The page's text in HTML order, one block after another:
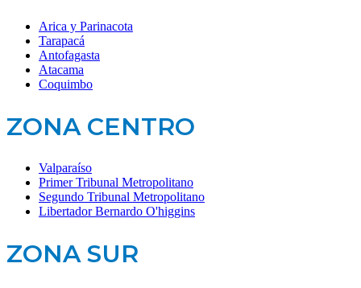
Arica y Parinacota
Tarapacá
Antofagasta
Atacama
Coquimbo
ZONA CENTRO
Valparaíso
Primer Tribunal Metropolitano
Segundo Tribunal Metropolitano
Libertador Bernardo O'higgins
ZONA SUR